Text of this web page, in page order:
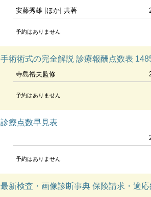
安藤秀雄 [ほか] 共著
予約はありません
手術術式の完全解説 診療報酬点数表
寺島裕夫監修
予約はありません
診療点数早見表
予約はありません
最新検査・画像診断事典 保険請求・適